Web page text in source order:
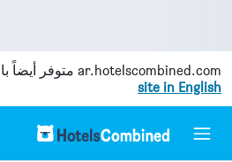
ar.hotelscombined.com متوفر أيضاً
site in English